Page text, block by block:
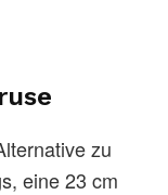
zu
eine 23 cm